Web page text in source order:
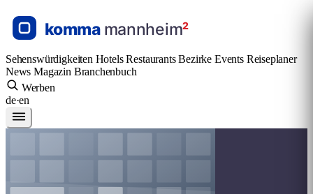
Sehenswürdigkeiten HotelsRestaurantsBezirke Events Reiseplaner
NewsMagazin Branchenbuch
Werben
de·en